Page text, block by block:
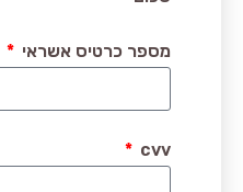
מספר כרטיס אשראי
cvv